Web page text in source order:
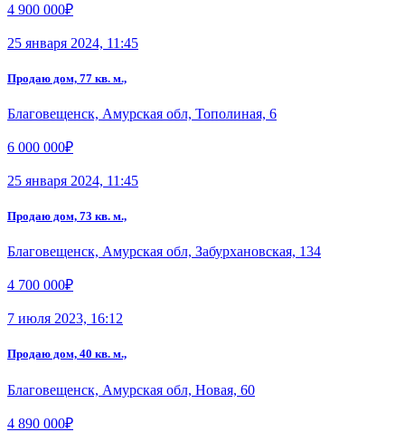
4 900 000₽
25 января 2024, 11:45
Продаю дом, 77 кв. м.,
Благовещенск, Амурская обл, Тополиная, 6
6 000 000₽
25 января 2024, 11:45
Продаю дом, 73 кв. м.,
Благовещенск, Амурская обл, Забурхановская, 134
4 700 000₽
7 июля 2023, 16:12
Продаю дом, 40 кв. м.,
Благовещенск, Амурская обл, Новая, 60
4 890 000₽